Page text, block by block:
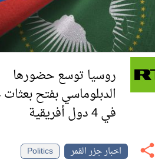
اخبار جزر
أهم اخبار
روسيا توسع حضورها
الدبلوماسي بفتح
في 4 دول أفريقية
اخبار جزر القمر
Politics